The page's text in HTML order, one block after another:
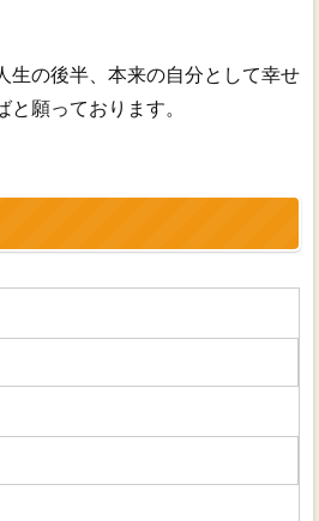
生の後半、本来の自分として幸せ
願っております。